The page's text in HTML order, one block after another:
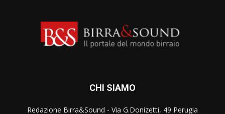
CHI SIAMO
Redazione Birra&Sound - Via G.Donizetti, 49 Perugia